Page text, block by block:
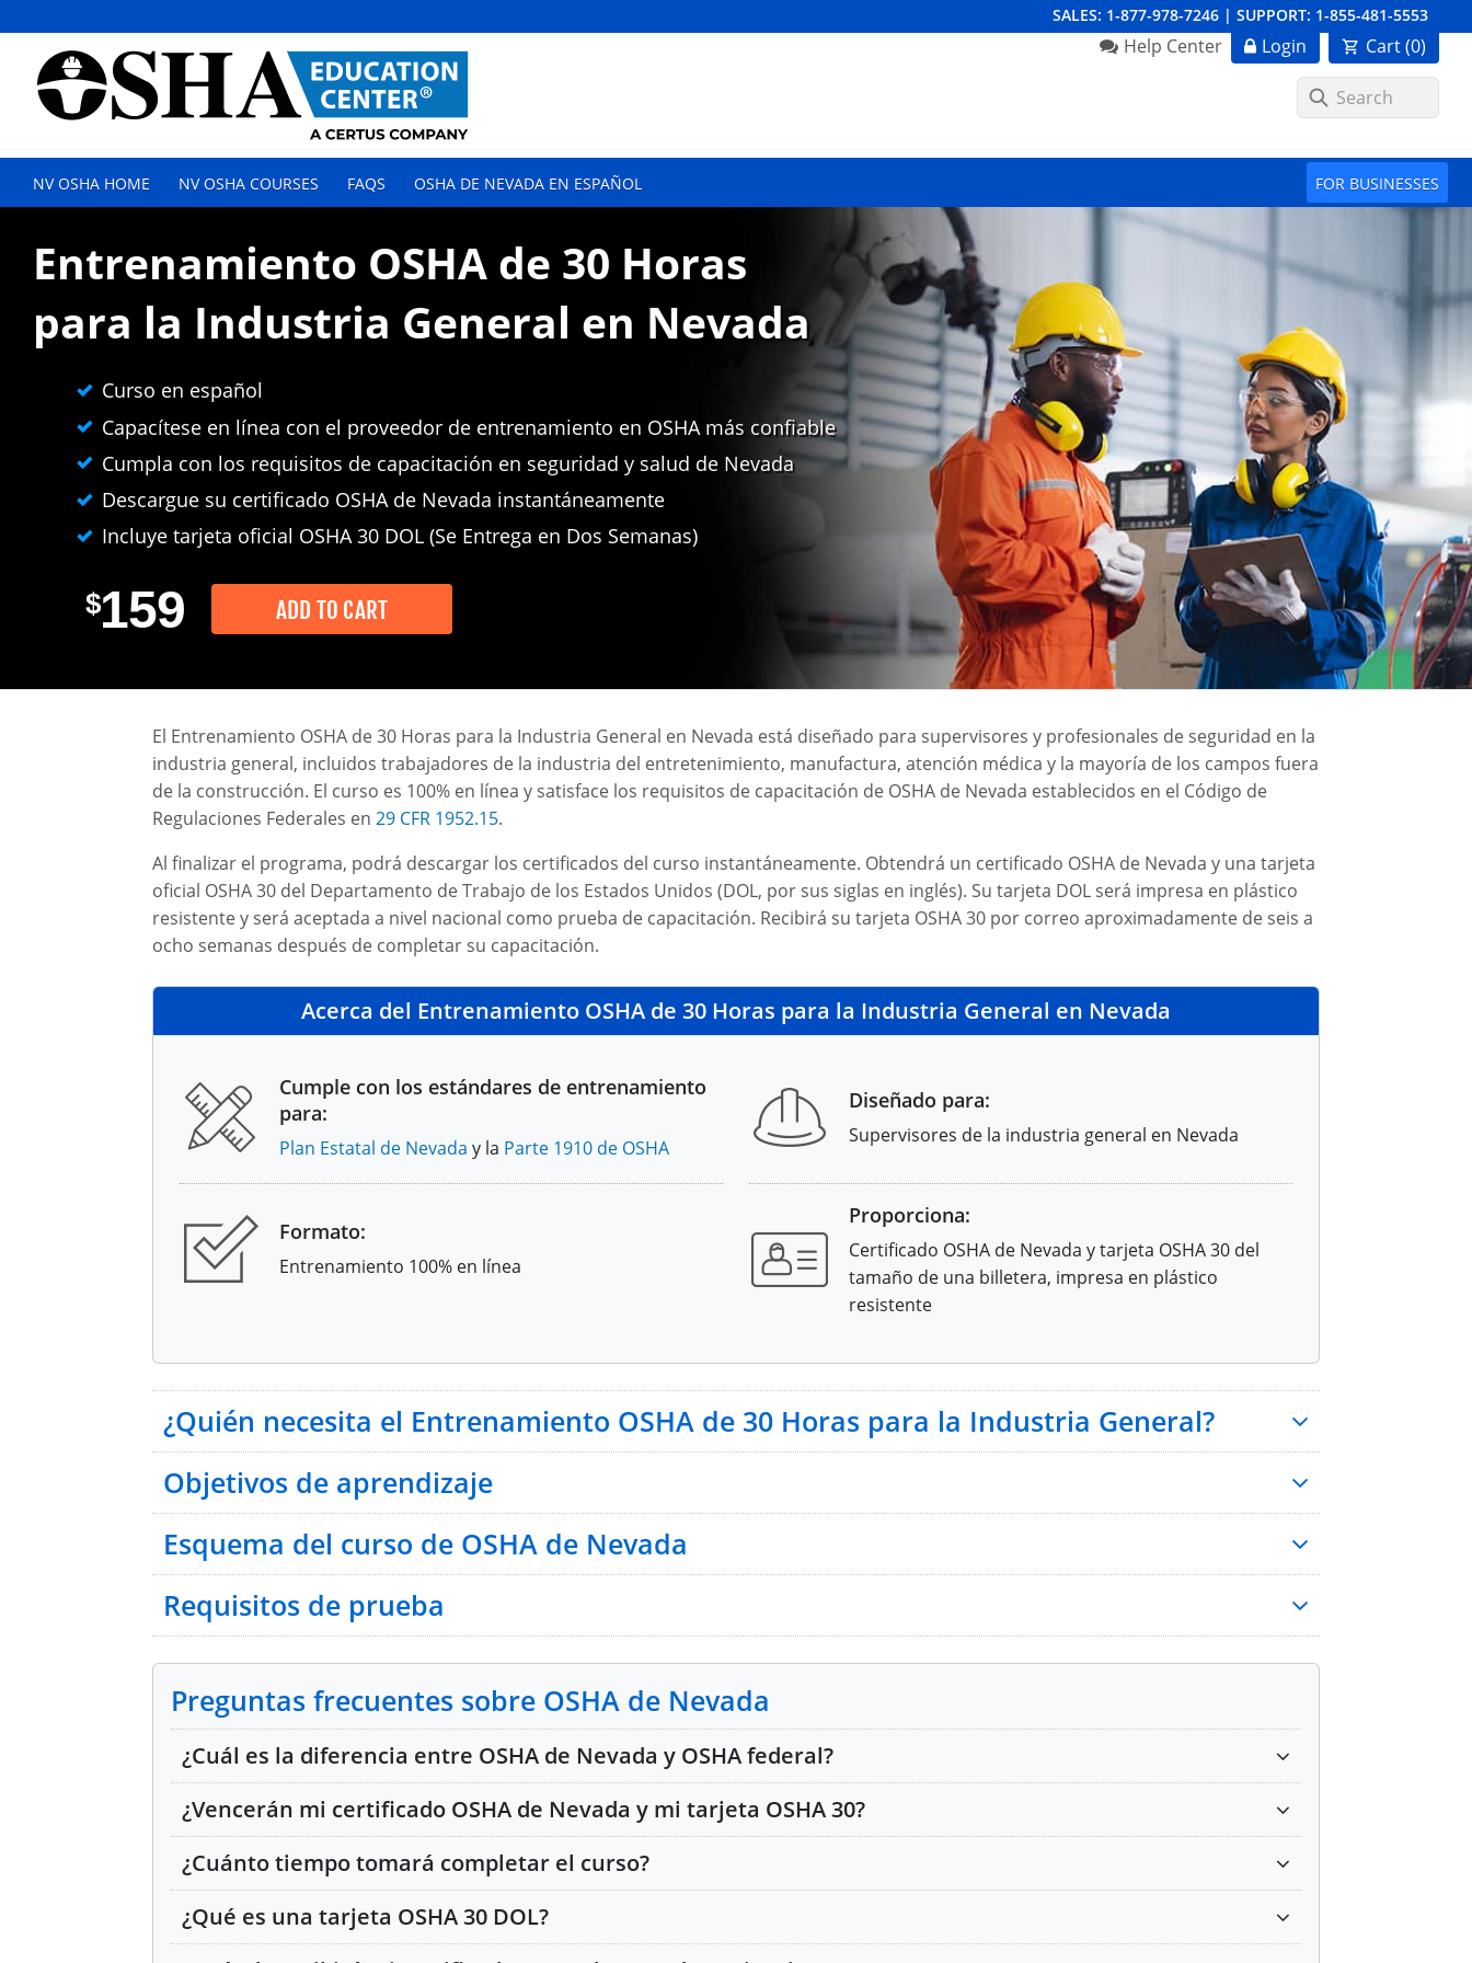
SALES: 1-877-978-7246 | SUPPORT: 1-855-481-5553
Cart (0)
Login
Help Center
NV OSHA HOME NV OSHA COURSES FAQS OSHA DE NEVADA EN ESPAÑOL FOR BUSINESSES
Entrenamiento OSHA de 30 Horas
para la Industria General en Nevada
Curso en español
Capacítese en línea con el proveedor de entrenamiento en OSHA más confiable
Cumpla con los requisitos de capacitación en seguridad y salud de Nevada
Descargue su certificado OSHA de Nevada instantáneamente
Incluye tarjeta oficial OSHA 30 DOL (Se Entrega en Dos Semanas)
$159 ADD TO CART
El Entrenamiento OSHA de 30 Horas para la Industria General en Nevada está diseñado para supervisores y profesionales de seguridad en la
industria general, incluidos trabajadores de la industria del entretenimiento, manufactura, atención médica y la mayoría de los campos fuera
de la construcción. El curso es 100% en línea y satisface los requisitos de capacitación de OSHA de Nevada establecidos en el Código de
Regulaciones Federales en 29 CFR 1952.15.
Al finalizar el programa, podrá descargar los certificados del curso instantáneamente. Obtendrá un certificado OSHA de Nevada y una tarjeta
oficial OSHA 30 del Departamento de Trabajo de los Estados Unidos (DOL, por sus siglas en inglés). Su tarjeta DOL será impresa en plástico
resistente y será aceptada a nivel nacional como prueba de capacitación. Recibirá su tarjeta OSHA 30 por correo aproximadamente de seis a
ocho semanas después de completar su capacitación.
Acerca del Entrenamiento OSHA de 30 Horas para la Industria General en Nevada
Cumple con los estándares de entrenamiento
para:
Plan Estatal de Nevada y la Parte 1910 de OSHA
Diseñado para:
Supervisores de la industria general en Nevada
Formato:
Entrenamiento 100% en línea
Proporciona:
Certificado OSHA de Nevada y tarjeta OSHA 30 del
tamaño de una billetera, impresa en plástico
resistente
¿Quién necesita el Entrenamiento OSHA de 30 Horas para la Industria General?
Objetivos de aprendizaje
Esquema del curso de OSHA de Nevada
Módulo 1: Introducción a OSHA Federal y OSHA de Nevada
Módulo 2: Derechos y Responsabilidades de los Trabajadores y Empleadores
Módulo 3: Programas de Seguridad Escritos
Módulo 4: Requisitos de Capacitación OSHA de 10 y 30 Horas
Módulo 5: Control del Asbesto
Módulo 6: Operación de Grúas
Requisitos de prueba
Preguntas frecuentes sobre OSHA de Nevada
¿Cuál es la diferencia entre OSHA de Nevada y OSHA federal?
¿Vencerán mi certificado OSHA de Nevada y mi tarjeta OSHA 30?
¿Cuánto tiempo tomará completar el curso?
¿Qué es una tarjeta OSHA 30 DOL?
Order Summary
Email Address
Cancel Save Cart